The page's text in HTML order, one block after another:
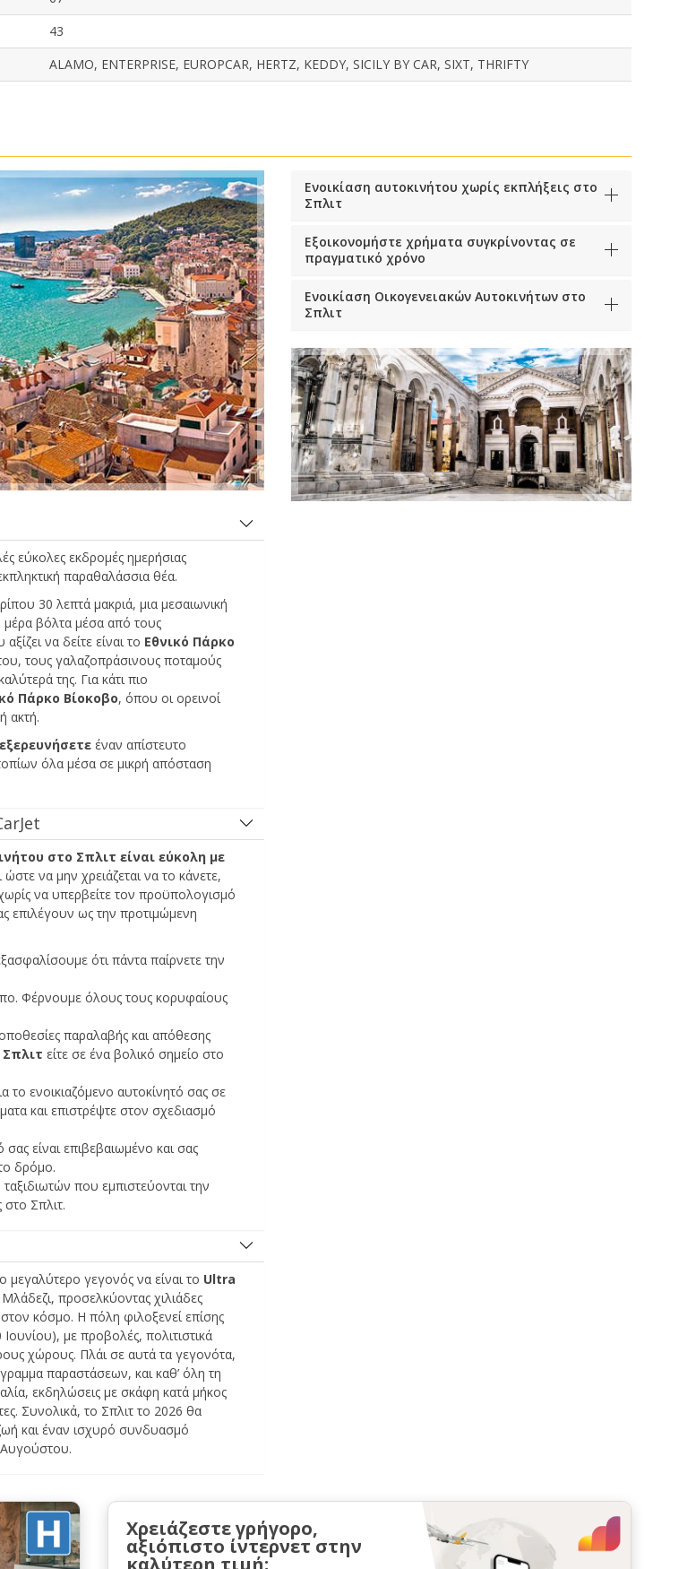
πρόσβαση σε αποκλειστικές
συνεργατών
Σύνδεση με eLink
43
ALAMO, ENTERPRISE, EUROPCAR, HERTZ, KEDDY, SICILY BY CAR, SIXT, THRIFTY
εύκολες εκδρομές ημερήσιας
παραθαλάσσια θέα.
30 λεπτά μακριά, μια μεσαιωνική
μέρα βόλτα μέσα από τους
να δείτε είναι το Εθνικό Πάρκο
τους γαλαζοπράσινους ποταμούς
της. Για κάτι πιο
Πάρκο Βίοκοβο, όπου οι ορεινοί
ακτή.
έναν απίστευτο
όλα μέσα σε μικρή απόσταση
στο Σπλιτ είναι εύκολη με
να μην χρειάζεται να το κάνετε,
να υπερβείτε τον προϋπολογισμό
επιλέγουν ως την προτιμώμενη
ότι πάντα παίρνετε την
Φέρνουμε όλους τους κορυφαίους
παραλαβής και απόθεσης
είτε σε ένα βολικό σημείο στο
το ενοικιαζόμενο αυτοκίνητό σας σε
και επιστρέψτε στον σχεδιασμό
είναι επιβεβαιωμένο και σας
δρόμο.
που εμπιστεύονται την
Σπλιτ.
μεγαλύτερο γεγονός να είναι το Ultra
προσελκύοντας χιλιάδες
κόσμο. Η πόλη φιλοξενεί επίσης
με προβολές, πολιτιστικά
χώρους. Πλάι σε αυτά τα γεγονότα,
παραστάσεων, και καθ’ όλη τη
εκδηλώσεις με σκάφη κατά μήκος
Συνολικά, το Σπλιτ το 2026 θα
και έναν ισχυρό συνδυασμό
Αυγούστου.
Ενοικίαση αυτοκινήτου χωρίς εκπλήξεις στο
Σπλιτ
Εξοικονομήστε χρήματα συγκρίνοντας σε
πραγματικό χρόνο
Ενοικίαση Οικογενειακών Αυτοκινήτων στο
Σπλιτ
Χρειάζεστε γρήγορο,
αξιόπιστο ίντερνετ στην
καλύτερη τιμή;